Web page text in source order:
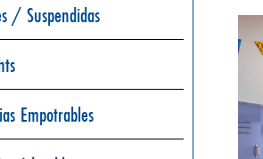
/ Suspendidas
Empotrables